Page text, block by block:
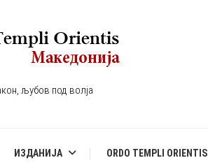
љубов под волја
ИЗДАНИЈА ORDO TEMPLI